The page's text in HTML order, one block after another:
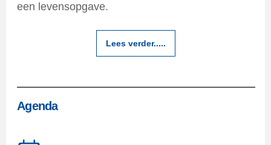
een levensopgave.
Lees verder.....
Agenda